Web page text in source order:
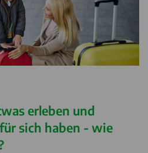
erleben und
sich haben - wie